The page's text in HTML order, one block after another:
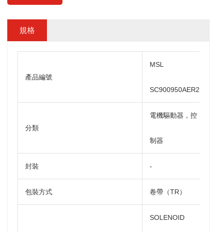
規格
產品編號
MSL
SC900950AER2
分類
電機驅動器，控
制器
封裝 -
包裝方式 卷帶（TR）
SOLENOID